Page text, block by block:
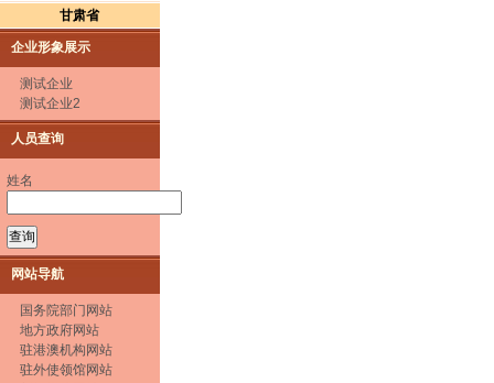
甘肃省
企业形象展示
测试企业
测试企业2
人员查询
姓名
网站导航
国务院部门网站
地方政府网站
驻港澳机构网站
驻外使领馆网站